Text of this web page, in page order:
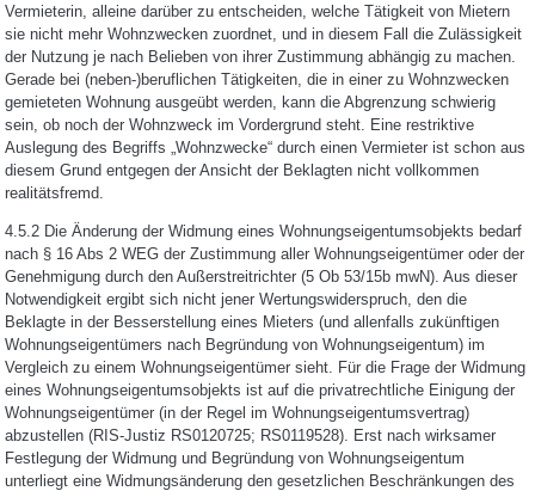
Vermieterin, alleine darüber zu entscheiden, welche Tätigkeit von Mietern
sie nicht mehr Wohnzwecken zuordnet, und in diesem Fall die Zulässigkeit
der Nutzung je nach Belieben von ihrer Zustimmung abhängig zu machen.
Gerade bei (neben-)beruflichen Tätigkeiten, die in einer zu Wohnzwecken
gemieteten Wohnung ausgeübt werden, kann die Abgrenzung schwierig
sein, ob noch der Wohnzweck im Vordergrund steht. Eine restriktive
Auslegung des Begriffs „Wohnzwecke“ durch einen Vermieter ist schon aus
diesem Grund entgegen der Ansicht der Beklagten nicht vollkommen
realitätsfremd.
4.5.2 Die Änderung der Widmung eines Wohnungseigentumsobjekts bedarf
nach § 16 Abs 2 WEG der Zustimmung aller Wohnungseigentümer oder der
Genehmigung durch den Außerstreitrichter (5 Ob 53/15b mwN). Aus dieser
Notwendigkeit ergibt sich nicht jener Wertungswiderspruch, den die
Beklagte in der Besserstellung eines Mieters (und allenfalls zukünftigen
Wohnungseigentümers nach Begründung von Wohnungseigentum) im
Vergleich zu einem Wohnungseigentümer sieht. Für die Frage der Widmung
eines Wohnungseigentumsobjekts ist auf die privatrechtliche Einigung der
Wohnungseigentümer (in der Regel im Wohnungseigentumsvertrag)
abzustellen (RIS-Justiz RS0120725; RS0119528). Erst nach wirksamer
Festlegung der Widmung und Begründung von Wohnungseigentum
unterliegt eine Widmungsänderung den gesetzlichen Beschränkungen des